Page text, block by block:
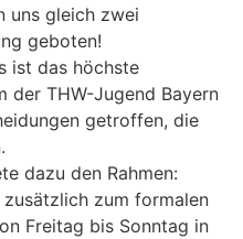
uns gleich zwei
geboten!
ist das höchste
der THW-Jugend Bayern
getroffen, die
dazu den Rahmen:
zum formalen
Freitag bis Sonntag in